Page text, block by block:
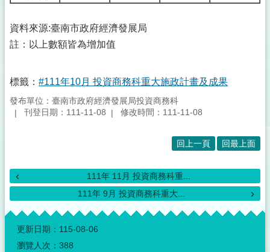
資料來源:臺南市政府經濟發展局
註：以上數額皆為增加值
標籤： #111年10月 投資商務科重大施政計畫及成果
發布單位：臺南市政府經濟發展局投資商務科
刊登日期：111-11-08
修改時間：111-11-08
回上一頁 回最上面
111年 11月 投資商務科重...
111年 9月 投資商務科重大...
:::
更新日期： 115-08-06
瀏覽人次： 388